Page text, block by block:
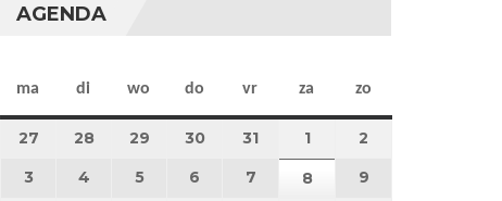
AGENDA
ma maandag
di dinsdag
wo woensdag
do donderdag
vr vrijdag
za zaterdag
zo
27 27 juli 2026
28 28 juli 2026
29 29 juli 2026
3030 juli 2026
31 31 juli 2026
11 augustus 2026
2
3 3 augustus 2026
4 4 augustus 2026
55 augustus 2026
6 6 augustus 2026
7 7 augustus 2026
88 augustus 2026
9